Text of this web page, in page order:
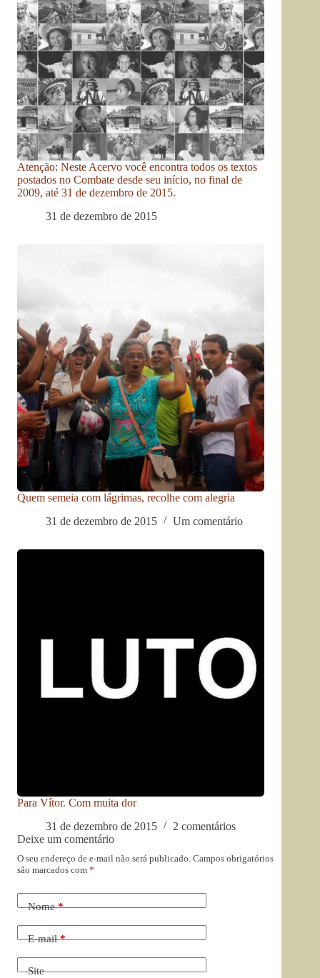
Atenção: Neste Acervo você encontra todos os textos
postados no Combate desde seu início, no final de
2009, até 31 de dezembro de 2015.
31 de dezembro de 2015
Quem semeia com lágrimas, recolhe com alegria
31 de dezembro de 2015
Um comentário
Para Vítor. Com muita dor
31 de dezembro de 2015
2 comentários
Deixe um comentário
O seu endereço de e-mail não será publicado. Campos obrigatórios
são marcados com *
Nome*
E-mail*
Site